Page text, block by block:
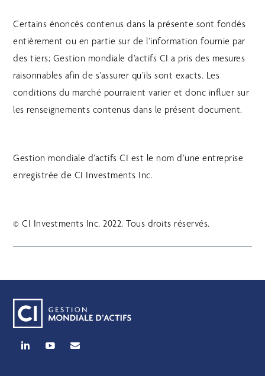
Certains énoncés contenus dans la présente sont fondés
entièrement ou en partie sur de l’information fournie par
des tiers; Gestion mondiale d’actifs CI a pris des mesures
raisonnables afin de s’assurer qu’ils sont exacts. Les
conditions du marché pourraient varier et donc influer sur
les renseignements contenus dans le présent document.
Gestion mondiale d’actifs CI est le nom d’une entreprise
enregistrée de CI Investments Inc.
© CI Investments Inc. 2022. Tous droits réservés.